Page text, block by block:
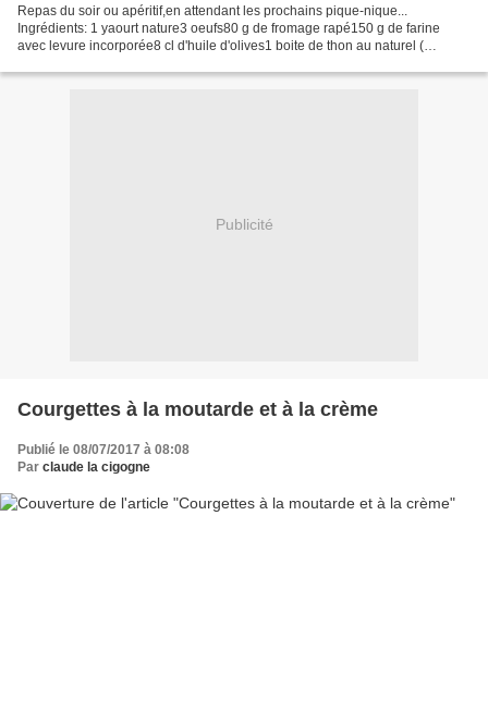
Repas du soir ou apéritif,en attendant les prochains pique-nique...
Ingrédients: 1 yaourt nature3 oeufs80 g de fromage rapé150 g de farine
avec levure incorporée8 cl d'huile d'olives1 boite de thon au naturel (
Publicité
Courgettes à la moutarde et à la crème
Publié le 08/07/2017 à 08:08
Par claude la cigogne